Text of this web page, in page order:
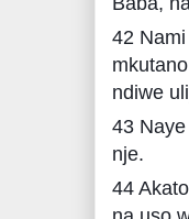
42
ndiwe
43
nje.
44